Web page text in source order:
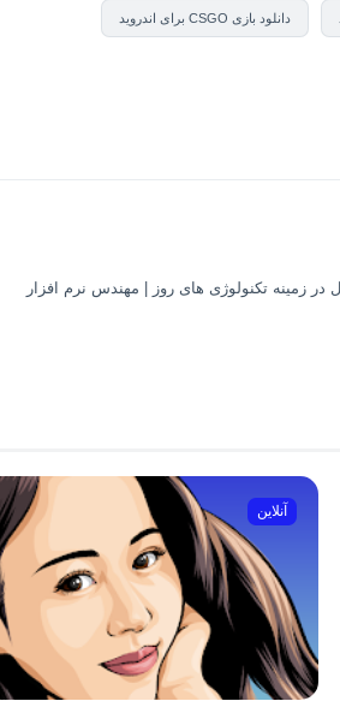
دانلود بازی CSGO برای اندروید
زمینه تکنولوژی های روز | مهندس نرم افزار
آنلاین